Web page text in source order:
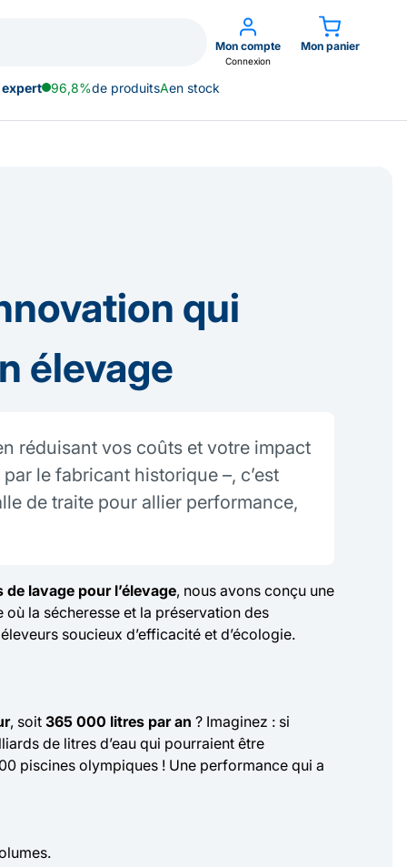
Mon compte
Connexion
Mon panier
96,8%de produitsAen stock
qui
élevage
réduisant vos coûts et votre impact
le fabricant historique –, c’est
de traite pour allier performance,
lavage pour l’élevage, nous avons conçu une
où la sécheresse et la préservation des
soucieux d’efficacité et d’écologie.
, soit 365 000 litres par an ? Imaginez : si
de litres d’eau qui pourraient être
piscines olympiques ! Une performance qui a